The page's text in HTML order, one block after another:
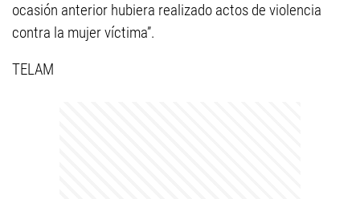
ocasión anterior hubiera realizado actos de violencia
contra la mujer víctima”.
TELAM